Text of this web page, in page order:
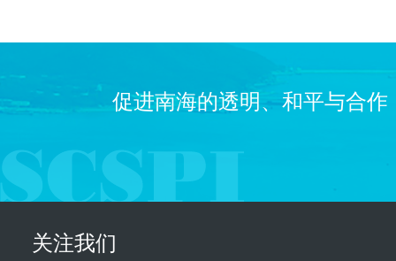
促进南海的透明、和平与合作
关注我们